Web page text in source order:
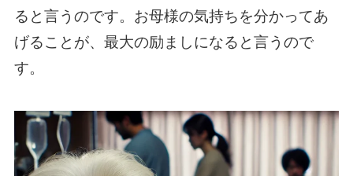
ると言うのです。お母様の気持ちを分かってあ
げることが、最大の励ましになると言うので
す。